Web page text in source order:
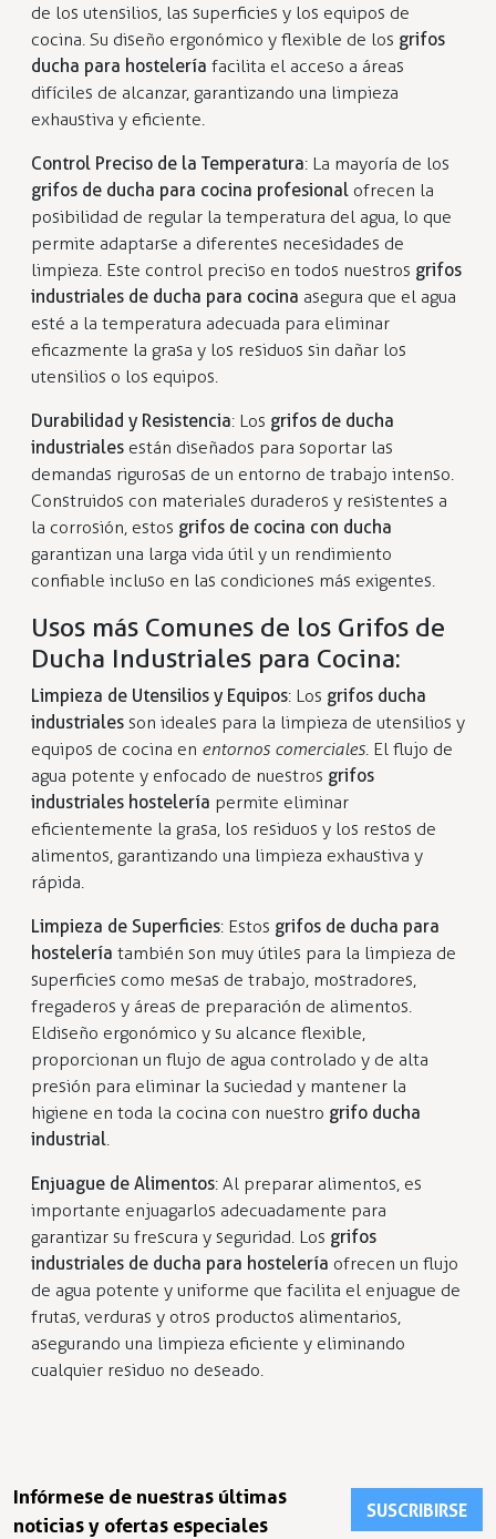
de los utensilios, las superficies y los equipos de
cocina. Su diseño ergonómico y flexible de los grifos
ducha para hostelería facilita el acceso a áreas
difíciles de alcanzar, garantizando una limpieza
exhaustiva y eficiente.
Control Preciso de la Temperatura: La mayoría de los
grifos de ducha para cocina profesional ofrecen la
posibilidad de regular la temperatura del agua, lo que
permite adaptarse a diferentes necesidades de
limpieza. Este control preciso en todos nuestros grifos
industriales de ducha para cocina asegura que el agua
esté a la temperatura adecuada para eliminar
eficazmente la grasa y los residuos sin dañar los
utensilios o los equipos.
Durabilidad y Resistencia: Los grifos de ducha
industriales están diseñados para soportar las
demandas rigurosas de un entorno de trabajo intenso.
Construidos con materiales duraderos y resistentes a
la corrosión, estos grifos de cocina con ducha
garantizan una larga vida útil y un rendimiento
confiable incluso en las condiciones más exigentes.
Usos más Comunes de los Grifos de
Ducha Industriales para Cocina:
Limpieza de Utensilios y Equipos: Los grifos ducha
industriales son ideales para la limpieza de utensilios y
equipos de cocina en entornos comerciales. El flujo de
agua potente y enfocado de nuestros grifos
industriales hostelería permite eliminar
eficientemente la grasa, los residuos y los restos de
alimentos, garantizando una limpieza exhaustiva y
rápida.
Limpieza de Superficies: Estos grifos de ducha para
hostelería también son muy útiles para la limpieza de
superficies como mesas de trabajo, mostradores,
fregaderos y áreas de preparación de alimentos.
El diseño ergonómico y su alcance flexible,
proporcionan un flujo de agua controlado y de alta
presión para eliminar la suciedad y mantener la
higiene en toda la cocina con nuestro grifo ducha
industrial.
Enjuague de Alimentos: Al preparar alimentos, es
importante enjuagarlos adecuadamente para
garantizar su frescura y seguridad. Los grifos
industriales de ducha para hostelería ofrecen un flujo
de agua potente y uniforme que facilita el enjuague de
frutas, verduras y otros productos alimentarios,
asegurando una limpieza eficiente y eliminando
cualquier residuo no deseado.
Infórmese de nuestras últimas
noticias y ofertas especiales
SUSCRIBIRSE